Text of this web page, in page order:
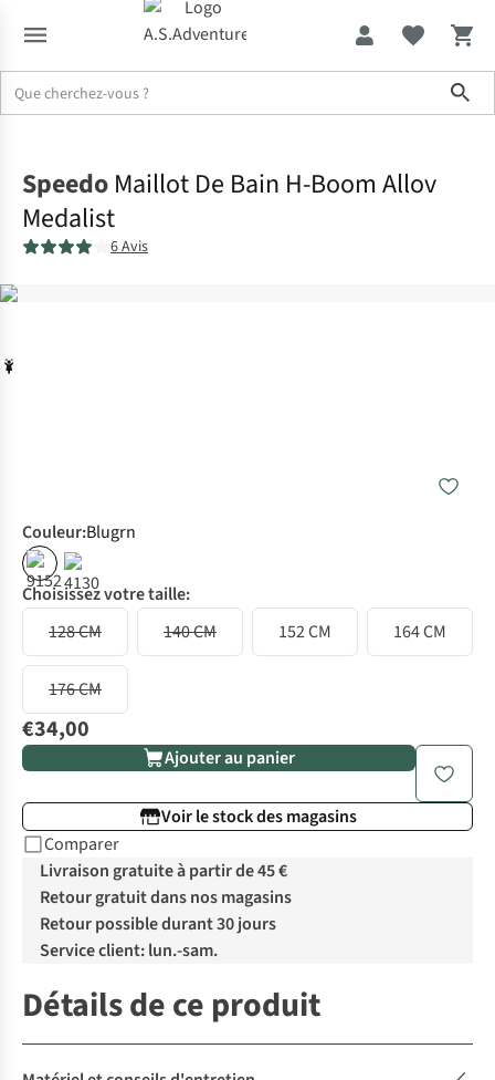
Speedo Maillot De Bain H-Boom Allov
Medalist
6 Avis
Couleur:Blugrn
Choisissez votre taille:
128 CM
140 CM 152 CM 164 CM
176 CM
€34,00
Ajouter au panier
Voir le stock des magasins
Comparer
Livraison gratuite à partir de 45 €
Retour gratuit dans nos magasins
Retour possible durant 30 jours
Service client: lun.-sam.
Détails de ce produit